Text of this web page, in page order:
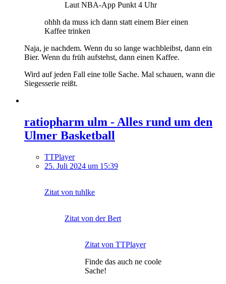
Laut NBA-App Punkt 4 Uhr
ohhh da muss ich dann statt einem Bier einen
Kaffee trinken
Naja, je nachdem. Wenn du so lange wachbleibst, dann ein
Bier. Wenn du früh aufstehst, dann einen Kaffee.
Wird auf jeden Fall eine tolle Sache. Mal schauen, wann die
Siegesserie reißt.
ratiopharm ulm - Alles rund um den
Ulmer Basketball
TTPlayer
25. Juli 2024 um 15:39
Zitat von tuhlke
Zitat von der Bert
Zitat von TTPlayer
Finde das auch ne coole
Sache!